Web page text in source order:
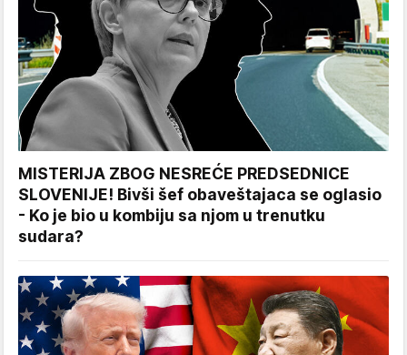
MISTERIJA ZBOG NESREĆE PREDSEDNICE
SLOVENIJE! Bivši šef obaveštajaca se oglasio
- Ko je bio u kombiju sa njom u trenutku
sudara?